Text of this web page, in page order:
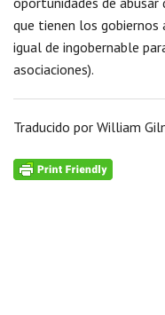
que tienen los gobiernos
igual de ingobernable
asociaciones).
Traducido por William